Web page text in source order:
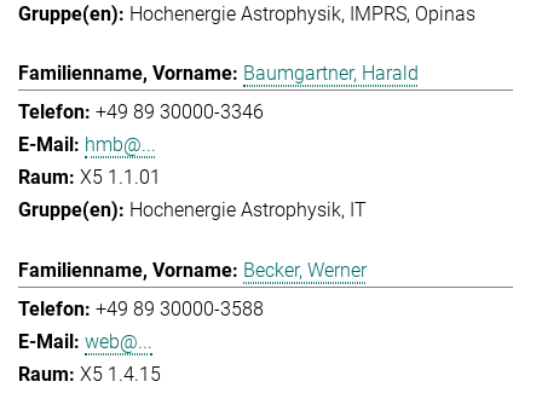
Hochenergie Astrophysik IMPRS Opinas
Baumgartner, Harald
+49 89 30000-3346
hmb@...
X5 1.1.01
Hochenergie Astrophysik IT
Becker, Werner
+49 89 30000-3588
web@...
X5 1.4.15